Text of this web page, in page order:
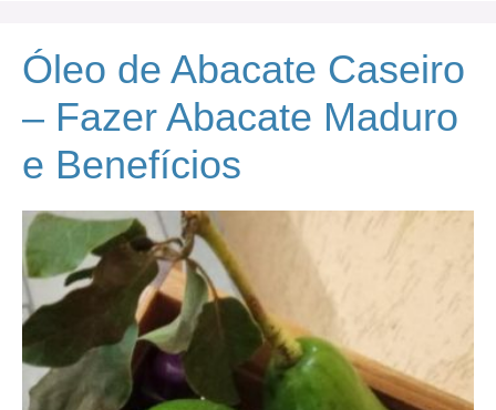
Óleo de Abacate Caseiro
– Fazer Abacate Maduro
e Benefícios